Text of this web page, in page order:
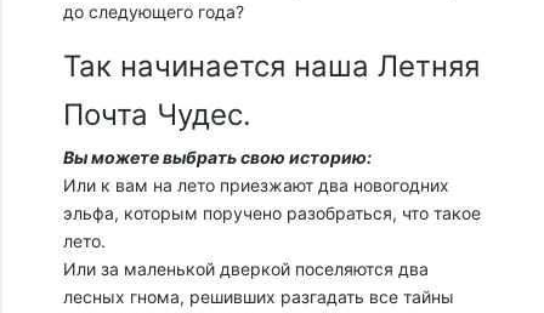
до следующего года?
Так начинается наша Летняя
Почта Чудес.
Вы можете выбрать свою историю:
Или к вам на лето приезжают два новогодних
эльфа, которым поручено разобраться, что такое
лето.
Или за маленькой дверкой поселяются два
лесных гнома, решивших разгадать все тайны